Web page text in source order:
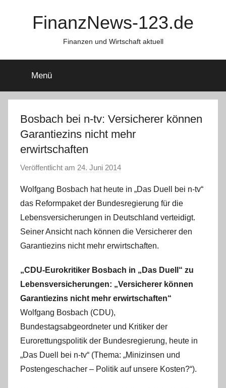
FinanzNews-123.de
Finanzen und Wirtschaft aktuell
Menü
Bosbach bei n-tv: Versicherer können
Garantiezins nicht mehr
erwirtschaften
Veröffentlicht am 24. Juni 2014
n
a
d
m
i
Wolfgang Bosbach hat heute in „Das Duell bei n-tv“
das Reformpaket der Bundesregierung für die
Lebensversicherungen in Deutschland verteidigt.
Seiner Ansicht nach können die Versicherer den
Garantiezins nicht mehr erwirtschaften.
„CDU-Eurokritiker Bosbach in „Das Duell“ zu
Lebensversicherungen: „Versicherer können
Garantiezins nicht mehr erwirtschaften“
Wolfgang Bosbach (CDU),
Bundestagsabgeordneter und Kritiker der
Eurorettungspolitik der Bundesregierung, heute in
„Das Duell bei n-tv“ (Thema: „Minizinsen und
Postengeschacher – Politik auf unsere Kosten?“).